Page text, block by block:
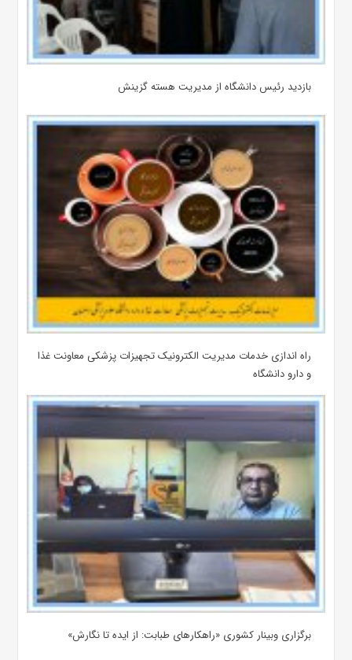
بازدید رئیس دانشگاه از مدیریت هسته گزینش
راه اندازی خدمات مدیریت الکترونیک تجهیزات پزشکی معاونت غذا
و دارو دانشگاه
برگزاری وبینار کشوری «راهکارهای طبابت: از ایده تا نگارش»